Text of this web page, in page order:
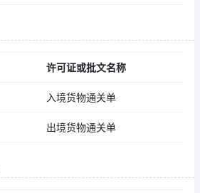
许可证或批文名称
入境货物通关单
出境货物通关单